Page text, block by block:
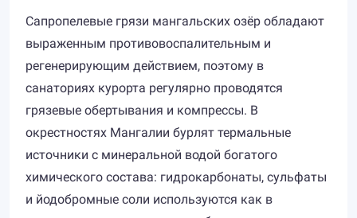
Сапропелевые грязи мангальских озёр обладают
выраженным противовоспалительным и
регенерирующим действием, поэтому в
санаториях курорта регулярно проводятся
грязевые обертывания и компрессы. В
окрестностях Мангалии бурлят термальные
источники с минеральной водой богатого
химического состава: гидрокарбонаты, сульфаты
и йодобромные соли используются как в